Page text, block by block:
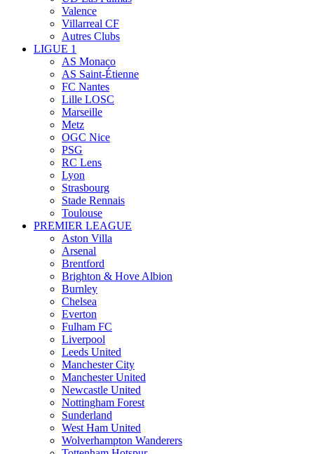
Valence
Villarreal CF
Autres Clubs
LIGUE 1
AS Monaco
AS Saint-Étienne
FC Nantes
Lille LOSC
Marseille
Metz
OGC Nice
PSG
RC Lens
Lyon
Strasbourg
Stade Rennais
Toulouse
PREMIER LEAGUE
Aston Villa
Arsenal
Brentford
Brighton & Hove Albion
Burnley
Chelsea
Everton
Fulham FC
Liverpool
Leeds United
Manchester City
Manchester United
Newcastle United
Nottingham Forest
Sunderland
West Ham United
Wolverhampton Wanderers